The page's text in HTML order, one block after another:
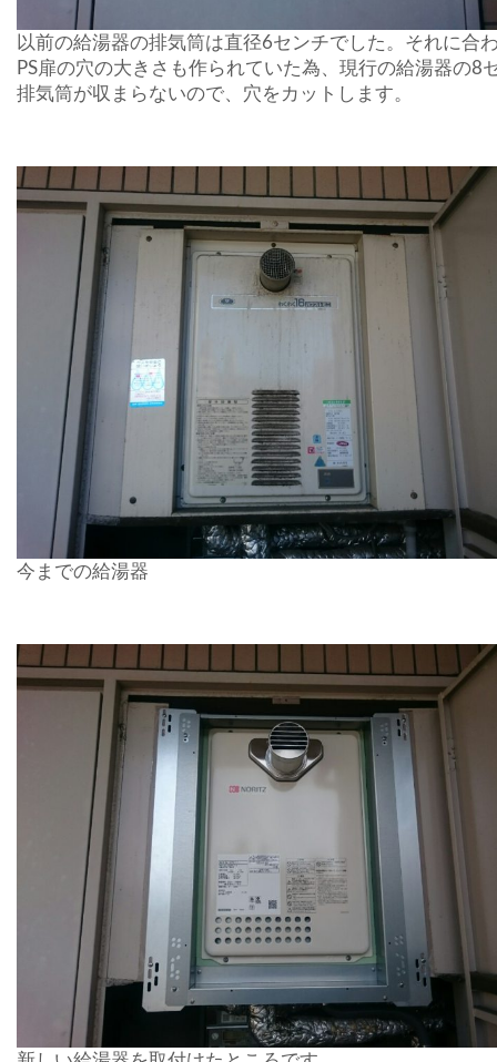
以前の給湯器の排気筒は直径6センチでした。それに合
PS扉の穴の大きさも作られていた為、現行の給湯器の8
排気筒が収まらないので、穴をカットします。
今までの給湯器